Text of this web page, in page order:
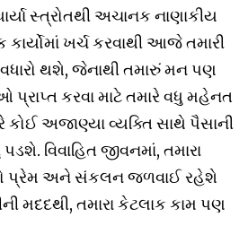
સ્ત્રોતથી અચાનક નાણાકીય
કાર્યોમાં ખર્ચ કરવાથી આજે તમારી
થશે, જેનાથી તમારું મન પણ
કરવા માટે તમારે વધુ મહેનત
અજાણ્યા વ્યક્તિ સાથે પૈસાની
વિવાહિત જીવનમાં, તમારા
પ્રેમ અને સંકલન જળવાઈ રહેશે
મદદથી, તમારા કેટલાક કામ પણ